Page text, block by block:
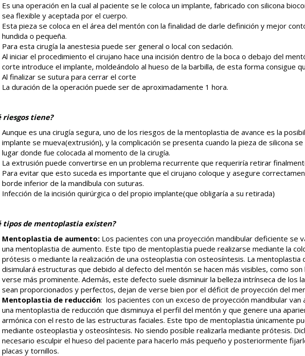
Es una operación en la cual al paciente se le coloca un implante, fabricado con silicona
sea flexible y aceptada por el cuerpo.
Esta pieza se coloca en el área del mentón con la finalidad de darle definición y mejor
hundida o pequeña.
Para esta cirugía la anestesia puede ser general o local con sedación.
Al iniciar el procedimiento el cirujano hace una incisión dentro de la boca o debajo del
corte introduce el implante, moldeándolo al hueso de la barbilla, de esta forma consigue
Al finalizar se sutura para cerrar el corte
La duración de la operación puede ser de aproximadamente 1 hora.
riesgos tiene?
Aunque es una cirugía segura, uno de los riesgos de la mentoplastia de avance es la
implante se mueva(extrusión), y la complicación se presenta cuando la pieza de silicona
lugar donde fue colocada al momento de la cirugía.
La extrusión puede convertirse en un problema recurrente que requeriría retirar
Para evitar que esto suceda es importante que el cirujano coloque y asegure
borde inferior de la mandíbula con suturas.
Infección de la incisión quirúrgica o del propio implante(que obligaría a su retirada)
tipos de mentoplastia existen?
Mentoplastia de aumento: Los pacientes con una proyección mandibular deficiente se
una mentoplastia de aumento. Este tipo de mentoplastia puede realizarse mediante la
prótesis o mediante la realización de una osteoplastia con osteosíntesis. La mentoplastia
disimulará estructuras que debido al defecto del mentón se hacen más visibles, como son
verse más prominente. Además, este defecto suele disminuir la belleza intrínseca de los
sean proporcionados y perfectos, dejan de verse bien por el déficit de proyección del
Mentoplastia de reducción: los pacientes con un exceso de proyección mandibular van
una mentoplastia de reducción que disminuya el perfil del mentón y que genere una
armónica con el resto de las estructuras faciales. Este tipo de mentoplastia únicamente
mediante osteoplastia y osteosíntesis. No siendo posible realizarla mediante prótesis.
necesario esculpir el hueso del paciente para hacerlo más pequeño y posteriormente
placas y tornillos.